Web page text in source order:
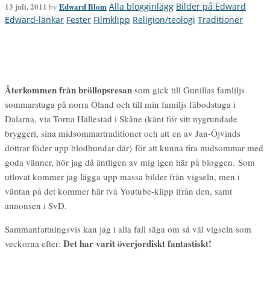
13 juli, 2011 by Edward Blom Alla blogginlägg Bilder på Edward
Edward-länkar Fester Filmklipp Religion/teologi Traditioner
Återkommen från bröllopsresan som gick till Gunillas famliljs
sommarstuga på norra Öland och till min familjs fäbodstuga i
Dalarna, via Torna Hällestad i Skåne (känt för sitt nygrundade
bryggeri, sina midsommartraditioner och att en av Jan-Öjvinds
döttrar föder upp blodhundar där) för att kunna fira midsommar med
goda vänner, hör jag då äntligen av mig igen här på bloggen. Som
utlovat kommer jag lägga upp massa bilder från vigseln, men i
väntan på det kommer här två Youtube-klipp ifrån den, samt
annonsen i SvD.
Sammanfattningsvis kan jag i alla fall säga om så väl vigseln som
veckorna efter: Det har varit överjordiskt fantastiskt!